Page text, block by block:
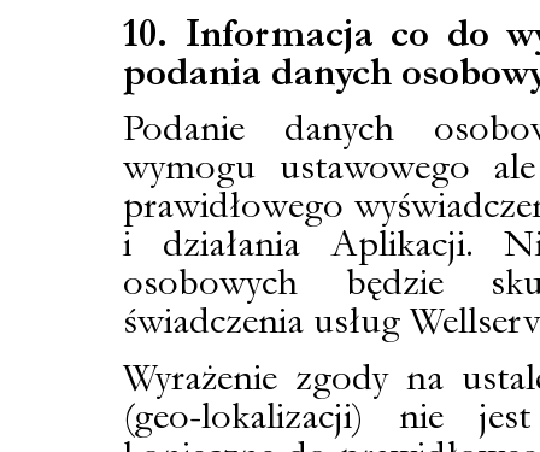
10. Informacja co do
podania danych
Podanie danych
wymogu ustawowego
prawidłowego
i działania Aplikacji.
osobowych będzie
świadczenia usług
Wyrażenie zgody na
(geo-lokalizacji) nie